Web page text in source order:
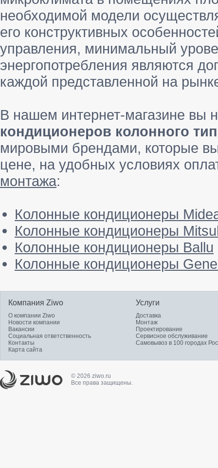
необходимой модели
его конструктивных
управления, минимальный
энергопотребления являются
каждой представленной на
В нашем интернет-магазине вы
кондиционеров колонного
мировыми брендами, которые
цене, на удобных условиях
монтажа:
Колонные кондиционеры
Колонные кондиционеры
Колонные кондиционеры Ballu
Колонные кондиционеры
Компания Ziwo
О компании Ziwo
Новости компании
Вакансии
Социальная ответственность
Контакты
Карта сайта
Услуги
Доставка
Монтаж
Проектирование
Сервисное обслуживание
Самовывоз в 100 городах
© 2026 ziwo.ru
Все права защищены.